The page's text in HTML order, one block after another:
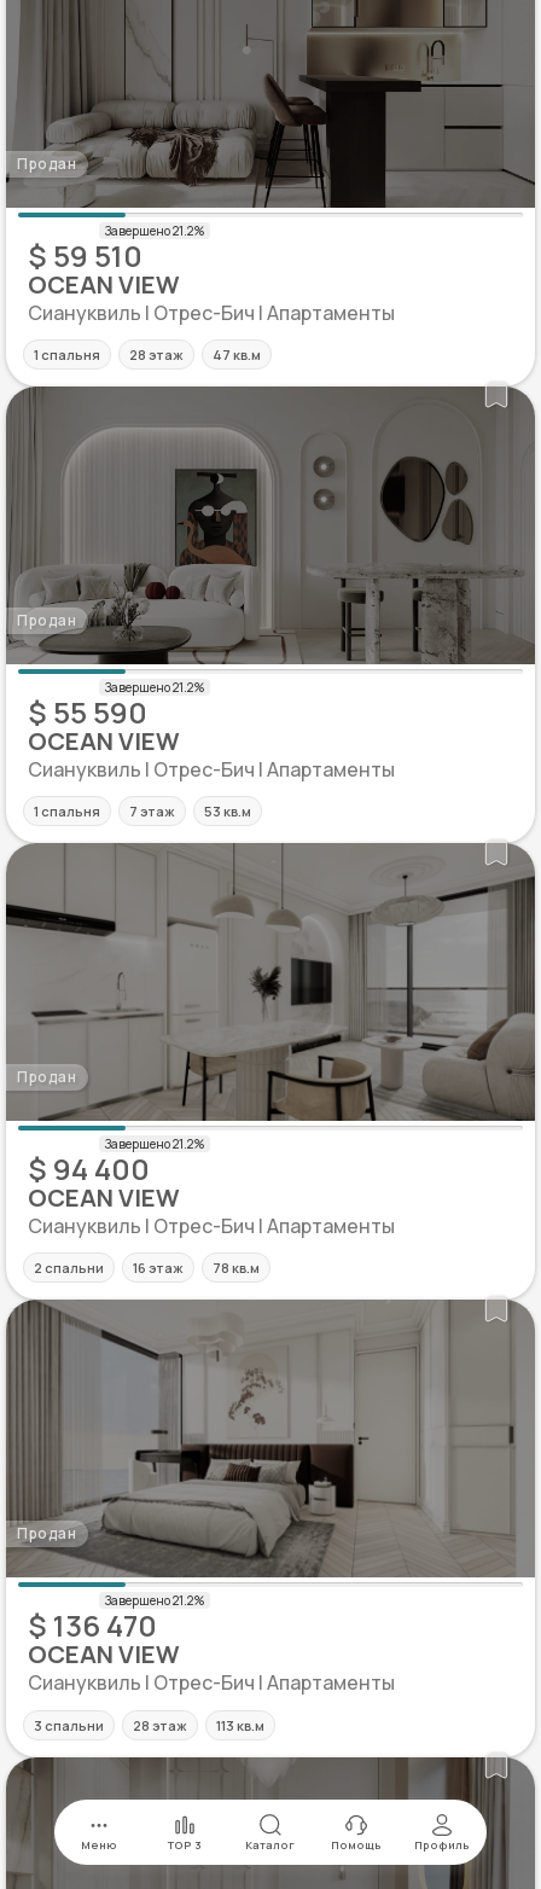
Меню TOP 3 Каталог Помощь Профиль
Продан
$ 59 510
OCEAN VIEW
Сиануквиль | Отрес-Бич | Апартаменты
1 спальня 28 этаж 47 кв.м
Продан
$ 55 590
OCEAN VIEW
Сиануквиль | Отрес-Бич | Апартаменты
1 спальня 7 этаж 53 кв.м
Продан
$ 94 400
OCEAN VIEW
Сиануквиль | Отрес-Бич | Апартаменты
2 спальни 16 этаж 78 кв.м
Продан
$ 136 470
OCEAN VIEW
Сиануквиль | Отрес-Бич | Апартаменты
3 спальни 28 этаж 113 кв.м